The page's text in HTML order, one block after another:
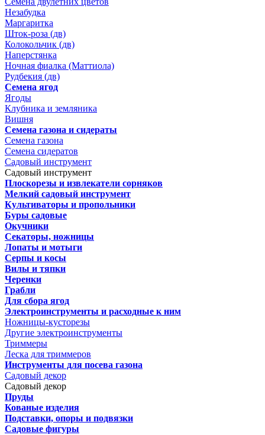
Незабудка
Маргаритка
Шток-роза (дв)
Колокольчик (дв)
Наперстянка
Ночная фиалка (Маттиола)
Рудбекия (дв)
Семена ягод
Ягоды
Клубника и земляника
Вишня
Семена газона и сидераты
Семена газона
Семена сидератов
Садовый инструмент
Садовый инструмент
Плоскорезы и извлекатели сорняков
Мелкий садовый инструмент
Культиваторы и пропольники
Буры садовые
Окучники
Секаторы, ножницы
Лопаты и мотыги
Серпы и косы
Вилы и тяпки
Черенки
Грабли
Для сбора ягод
Электроинструменты и расходные к ним
Ножницы-кусторезы
Другие электроинструменты
Триммеры
Леска для триммеров
Инструменты для посева газона
Садовый декор
Садовый декор
Пруды
Кованые изделия
Подставки, опоры и подвязки
Садовые фигуры